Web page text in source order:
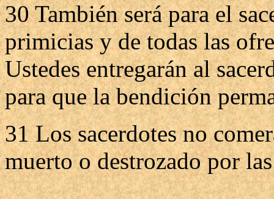
30 También será para el
primicias y de todas las
Ustedes entregarán al
para que la bendición
31 Los sacerdotes no
muerto o destrozado por